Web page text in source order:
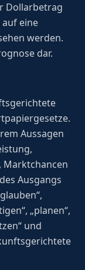
Dollarbetrag
eine
werden.
dar.
Aussagen
Marktchancen
Ausgangs
„planen“,
und